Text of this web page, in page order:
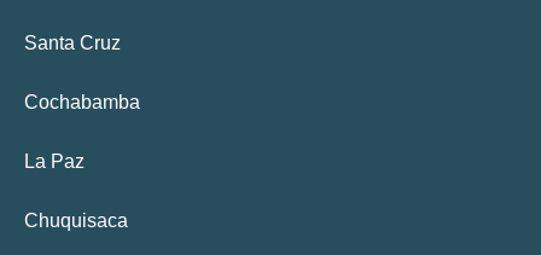
Santa Cruz
Cochabamba
La Paz
Chuquisaca